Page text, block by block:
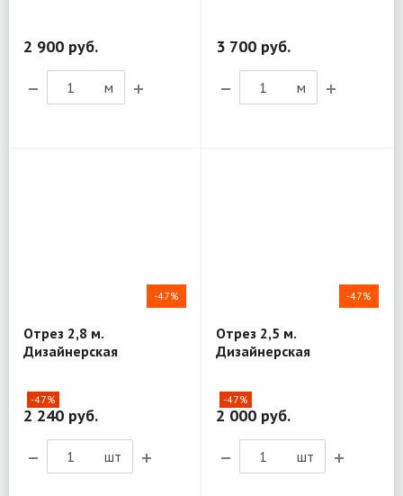
2 900 руб.
м
3 700 руб.
м
-47%
Отрез 2,8 м.
Дизайнерская
-47%
2 240 руб.
шт
-47%
Отрез 2,5 м.
Дизайнерская
-47%
2 000 руб.
шт